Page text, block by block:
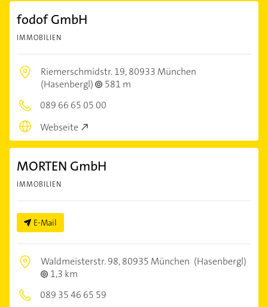
fodof GmbH
IMMOBILIEN
Riemerschmidstr. 19,80933 München
(Hasenbergl)
581 m
089 66 65 05 00
Webseite
MORTEN GmbH
IMMOBILIEN
E-Mail
Waldmeisterstr. 98,80935 München (Hasenbergl)
1,3 km
089 35 46 65 59